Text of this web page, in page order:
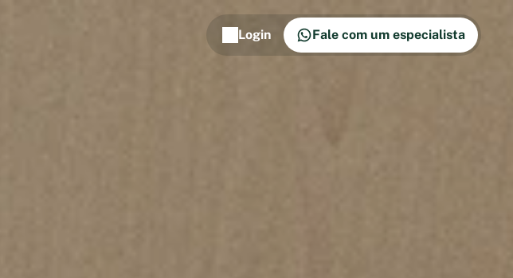
Login Fale com um especialista